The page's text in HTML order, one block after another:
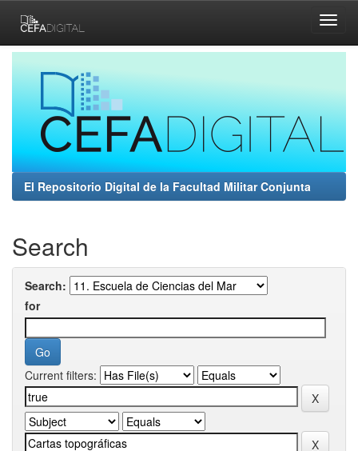
navigation
El Repositorio Digital de la Facultad Militar Conjunta
Search
Search:
for
Current filters: